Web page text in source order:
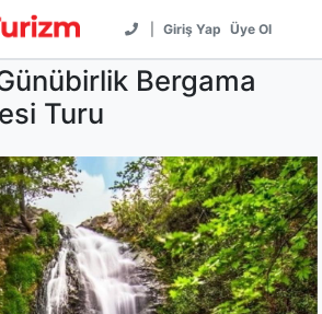
Giriş Yap Üye Ol
Günübirlik Bergama
Turu